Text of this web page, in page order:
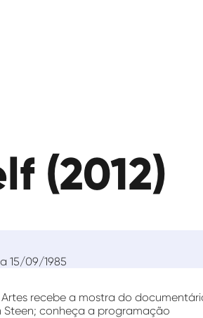
(2012)
15/09/1985
recebe a mostra do
Steen; conheça a programação